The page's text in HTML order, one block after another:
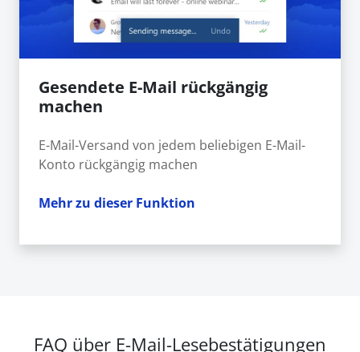
Gesendete E-Mail rückgängig
machen
E-Mail-Versand von jedem beliebigen E-Mail-
Konto rückgängig machen
Mehr zu dieser Funktion
FAQ über E-Mail-Lesebestätigungen